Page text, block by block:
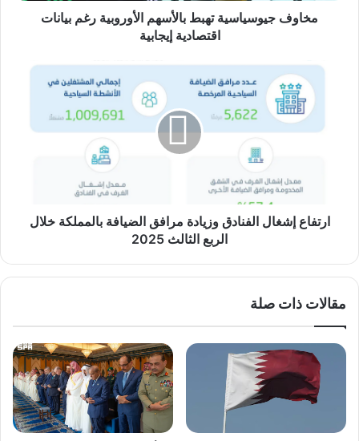
مخاوف جيوسياسية تهبط بالأسهم الأوروبية رغم بيانات
اقتصادية إيجابية
ارتفاع
مرافق
الثالثارتفاع إشغال الفنادق وزيادة مرافق الضيافة بالمملكة خلال
الربع الثالث 2025
مقالات ذات صلة